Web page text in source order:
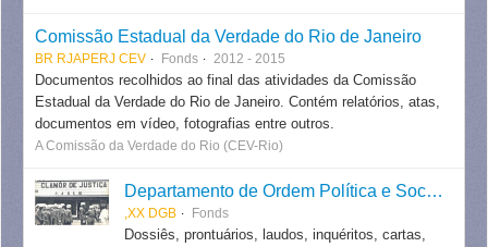
Comissão Estadual da Verdade do Rio de Janeiro
BR RJAPERJ CEV Fonds 2012 - 2015
Documentos recolhidos ao final das atividades da Comissão
Estadual da Verdade do Rio de Janeiro. Contém relatórios, atas,
documentos em vídeo, fotografias entre outros.
A Comissão da Verdade do Rio (CEV-Rio)
Departamento de Ordem Política e Social do Estado da Guanabara
,XX DGB Fonds
Dossiês, prontuários, laudos, inquéritos, cartas,